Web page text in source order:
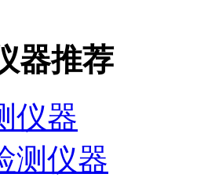
器推荐
仪器
测仪器